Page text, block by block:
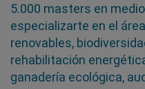
5.000 masters en
especializarte en el
renovables,
rehabilitación
ganadería ecológica,